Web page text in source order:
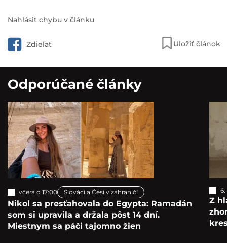
Nahlásiť chybu v článku
Zdieľať Uložiť článok
Odporúčané články
včera o 17:00 Slováci a Česi v zahraničí
Nikol sa presťahovala do Egypta: Ramadán
som si upravila a držala pôst 14 dní.
Miestnym sa páči tajomno žien
Z